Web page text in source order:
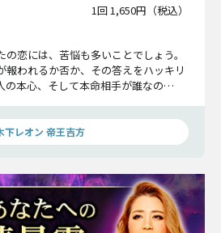
1回 1,650円（税込）
恋には、苦悩も多いことでしょう。
報われるか否か、その答えをハッキリ
の本心、そして本命相手が誰なの
下レオン 帝王吉方